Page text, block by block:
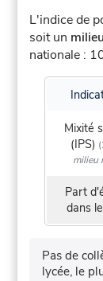
L'indice de
soit un
nationale :
Mixité
(IPS)
milieu
Part
dans
Pas de
lycée, le